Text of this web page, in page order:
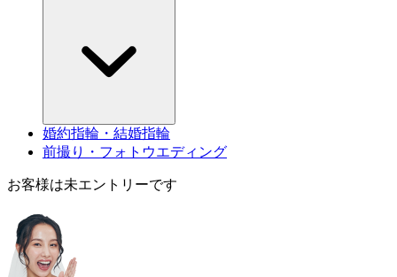
婚約指輪・結婚指輪
前撮り・フォトウエディング
お客様は未エントリーです